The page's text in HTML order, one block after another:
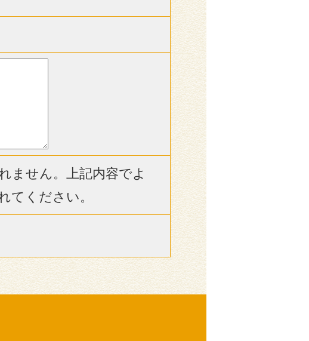
ません。上記内容でよ
てください。